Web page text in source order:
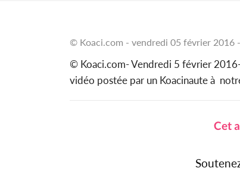
© Koaci.com - vendredi 05 février 2016
© Koaci.com- Vendredi 5 février
vidéo postée par un Koacinaute à
Cet